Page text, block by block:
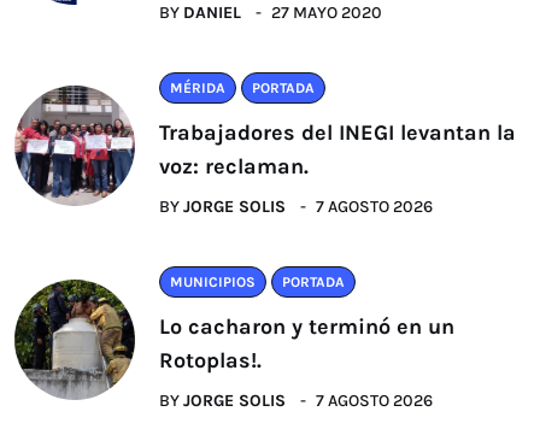
BY DANIEL 27 MAYO 2020
MÉRIDA PORTADA
Trabajadores del INEGI levantan la
voz: reclaman.
BYJORGE SOLIS 7 AGOSTO 2026
MUNICIPIOS PORTADA
Lo cacharon y terminó en un
Rotoplas!.
BYJORGE SOLIS 7 AGOSTO 2026